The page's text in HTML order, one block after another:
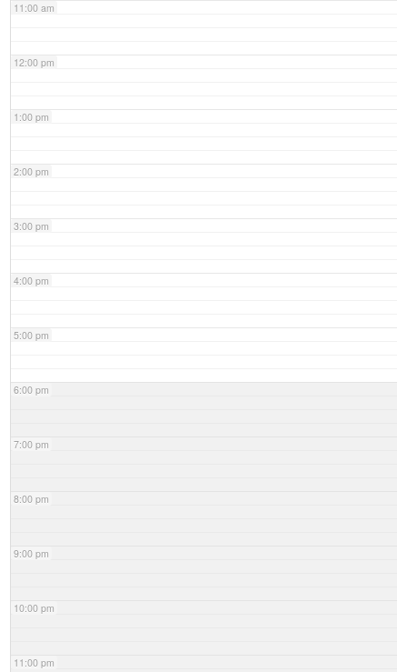
11:00 am
12:00 pm
1:00 pm
2:00 pm
3:00 pm
4:00 pm
5:00 pm
6:00 pm
7:00 pm
8:00 pm
9:00 pm
10:00 pm
11:00 pm